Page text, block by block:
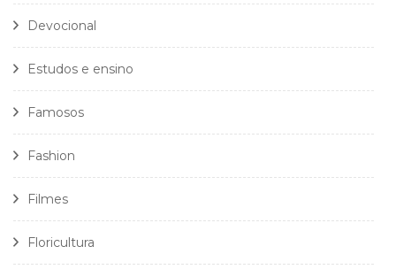
Devocional
Estudos e ensino
Famosos
Fashion
Filmes
Floricultura